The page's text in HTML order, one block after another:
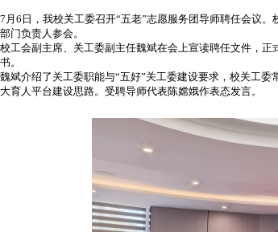
日，我校关工委召开“五老”志愿服务团导师聘任会议。
门负责人参会。
会副主席、关工委副主任魏斌在会上宣读聘任文件，正
。
介绍了关工委职能与“五好”关工委建设要求，校关工委
育人平台建设思路。受聘导师代表陈嫦娥作表态发言。